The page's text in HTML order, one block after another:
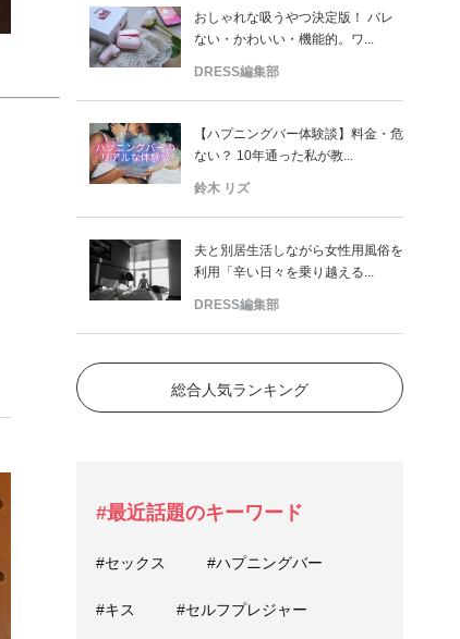
おしゃれな吸うやつ決定版！ バレ
ない・かわいい・機能的。ワ...
DRESS編集部
【ハプニングバー体験談】料金・危
ない？ 10年通った私が教...
鈴木 リズ
夫と別居生活しながら女性用風俗を
利用「辛い日々を乗り越える...
DRESS編集部
総合人気ランキング
#最近話題のキーワード
#セックス #ハプニングバー
#キス #セルフプレジャー